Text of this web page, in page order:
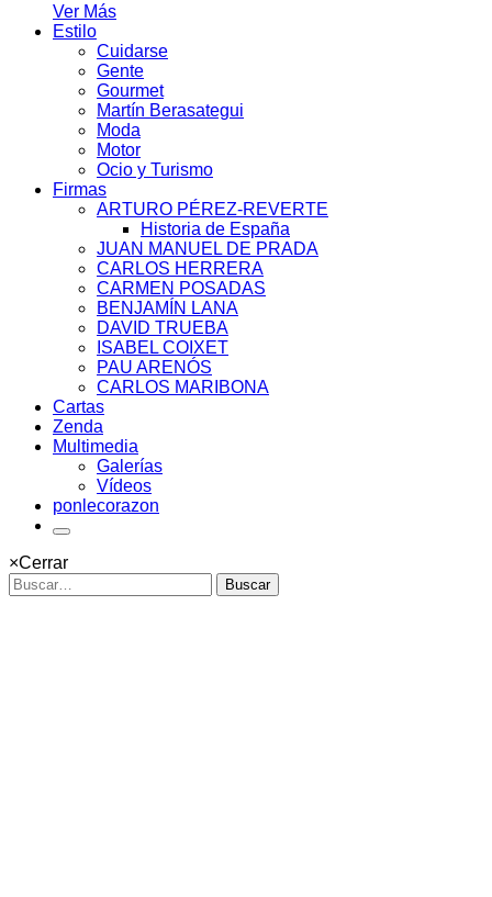
Ver Más
Estilo
Cuidarse
Gente
Gourmet
Martín Berasategui
Moda
Motor
Ocio y Turismo
Firmas
ARTURO PÉREZ-REVERTE
Historia de España
JUAN MANUEL DE PRADA
CARLOS HERRERA
CARMEN POSADAS
BENJAMÍN LANA
DAVID TRUEBA
ISABEL COIXET
PAU ARENÓS
CARLOS MARIBONA
Cartas
Zenda
Multimedia
Galerías
Vídeos
ponlecorazon
×Cerrar
Buscar